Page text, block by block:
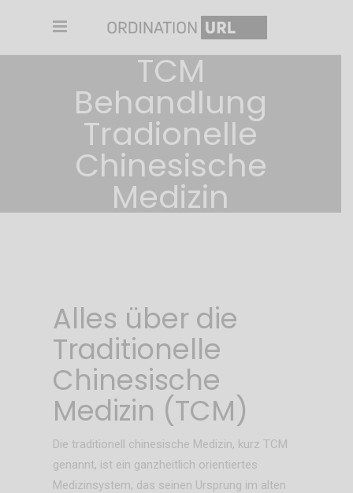
TCM
Behandlung
Tradionelle
Chinesische
Medizin
Alles über die
Traditionelle
Chinesische
Medizin (TCM)
Die traditionell chinesische Medizin, kurz TCM
genannt, ist ein ganzheitlich orientiertes
Medizinsystem, das seinen Ursprung im alten